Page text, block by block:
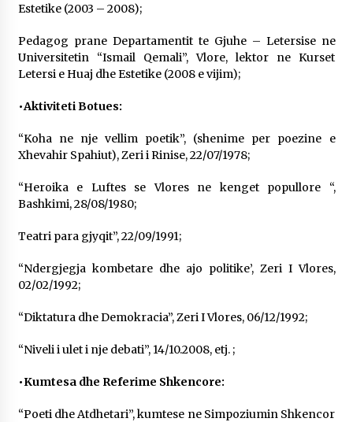
Estetike (2003 – 2008);
Pedagog prane Departamentit te Gjuhe – Letersise ne
Universitetin “Ismail Qemali”, Vlore, lektor ne Kurset
Letersi e Huaj dhe Estetike (2008 e vijim);
•Aktiviteti Botues:
“Koha ne nje vellim poetik”, (shenime per poezine e
Xhevahir Spahiut), Zeri i Rinise, 22/07/1978;
“Heroika e Luftes se Vlores ne kenget popullore “,
Bashkimi, 28/08/1980;
Teatri para gjyqit”, 22/09/1991;
“Ndergjegja kombetare dhe ajo politike’, Zeri I Vlores,
02/02/1992;
“Diktatura dhe Demokracia”, Zeri I Vlores, 06/12/1992;
“Niveli i ulet i nje debati”, 14/10.2008, etj. ;
•Kumtesa dhe Referime Shkencore:
“Poeti dhe Atdhetari”, kumtese ne Simpoziumin Shkencor